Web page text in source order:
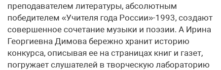
преподавателем литературы, абсолютным
победителем «Учителя года России»-1993, создают
совершенное сочетание музыки и поэзии. А Ирина
Георгиевна Димова бережно хранит историю
конкурса, описывая ее на страницах книг и газет,
погружает слушателей в творческую лабораторию